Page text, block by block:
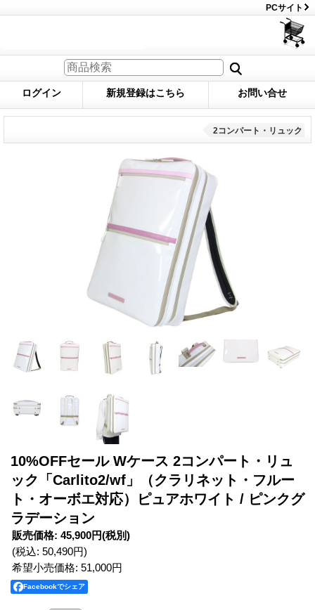
PCサイト
ログイン 新規登録はこちら お問い合せ
2コンパート・リュック
10%OFFセール Wケース 2コンパート・リュ
ック「Carlito2/wf」（クラリネット・フルー
ト・オーボエ対応）ピュアホワイト / ピンクグ
ラデーション
販売価格: 45,900円(税別)
(税込: 50,490円)
希望小売価格: 51,000円
Facebookでシェア